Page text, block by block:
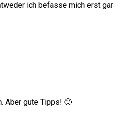
ich befasse mich erst gar
Aber gute Tipps! 🙂